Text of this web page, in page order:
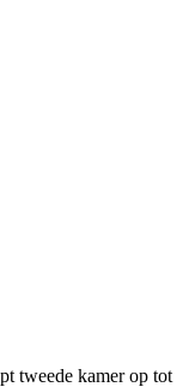
tweede kamer op tot